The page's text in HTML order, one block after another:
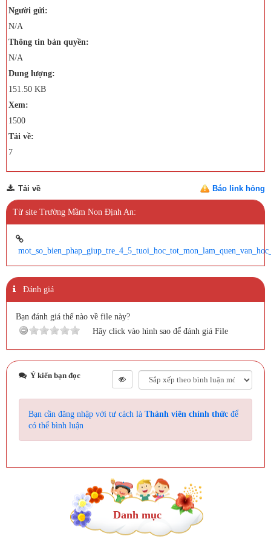
Người gửi:
N/A
Thông tin bản quyền:
N/A
Dung lượng:
151.50 KB
Xem:
1500
Tải về:
7
Báo link hỏng
Tải về
Từ site Trường Mầm Non Định An:
Đánh giá
Bạn đánh giá thế nào về file này?
Hãy click vào hình sao để đánh giá File
Ý kiến bạn đọc
Bạn cần đăng nhập với tư cách là Thành viên chính thức để
có thể bình luận
Danh mục